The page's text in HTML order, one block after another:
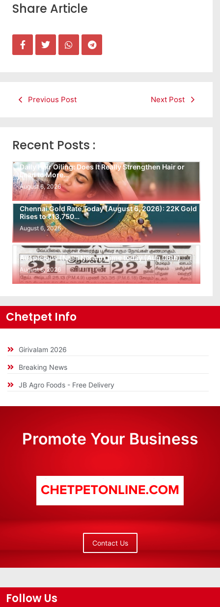
Share Article
Previous Post Next Post
Recent Posts :
Daily Hair Oiling: Does It Really Strengthen Hair or
Lead to More…
August 6, 2026
Chennai Gold Rate Today (August 6, 2026): 22K Gold
Rises to ₹13,750…
August 6, 2026
Auspicious (Nalla Neram) time today (Aug 06th)
August 6, 2026
Chetpet Info
Girivalam 2026
Breaking News
JB Agro Foods - Free Delivery
Promote Your Business
Contact Us
Follow Us